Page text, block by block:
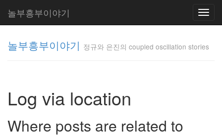
놀부흥부이야기
놀부흥부이야기 정규와 은진의 coupled oscillation stories
Log via location
Where posts are related to
coupled
oscillation
stories
inureyes